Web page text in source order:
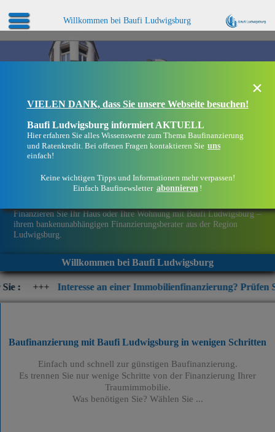
Willkommen bei Baufi Ludwigsburg
Finanzieren Sie Ihr Haus oder Ihre Wohnung mit Baufi Ludwigsburg –
ihrem bankenunabhängigen Finanzierungsberater aus der Region
Ludwigsburg.
Willkommen bei Baufi Ludwigsburg
Interesse an einer Immobilienfinanzierung? Prüfen Sie jetzt die
×
VIELEN DANK, dass Sie unsere Webseite besuchen!
Baufi Ludwigsburg informiert AKTUELL
Hier erfahren Sie alles Wissenswerte zum Thema Baufinanzierung
und Ratenkredit. Bei offenen Fragen kontaktieren Sie uns
einfach!
Keine wichtigen Tipps und Informationen mehr verpassen!
Einfach Baufinewsletter abonnieren !
Baufinanzierung mit Baufi Ludwigsburg in wenigen Schritten
Einfach und schnell zur günstigen Baufinanzierung.
Es trennen Sie nur wenige Schritte von der Finanzierung Ihrer
Traumimmobilie.
Was benötigen Sie? Wählen Sie ...